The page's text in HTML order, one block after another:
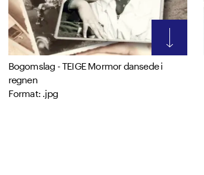
Bogomslag - TEIGE Mormor dansede i
regnen
Format: .jpg